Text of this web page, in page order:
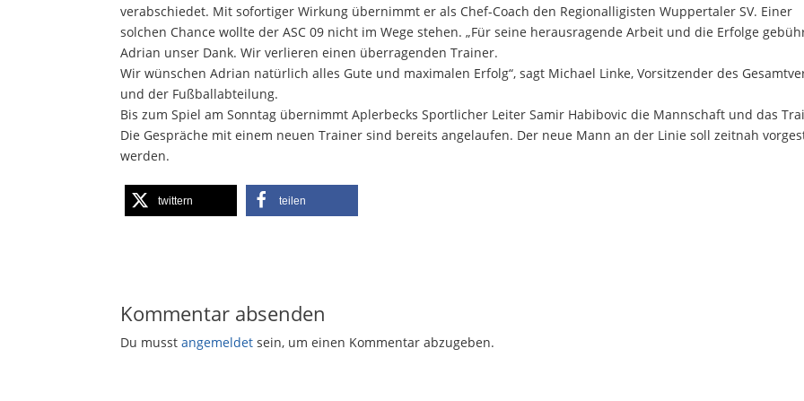
verabschiedet. Mit sofortiger Wirkung übernimmt er als Chef-Coach den Regionalligisten Wuppertaler SV. Einer
solchen Chance wollte der ASC 09 nicht im Wege stehen. „Für seine herausragende Arbeit und die Erfolge
Adrian unser Dank. Wir verlieren einen überragenden Trainer.
Wir wünschen Adrian natürlich alles Gute und maximalen Erfolg“, sagt Michael Linke, Vorsitzender des
und der Fußballabteilung.
Bis zum Spiel am Sonntag übernimmt Aplerbecks Sportlicher Leiter Samir Habibovic die Mannschaft und das
Die Gespräche mit einem neuen Trainer sind bereits angelaufen. Der neue Mann an der Linie soll zeitnah
werden.
twittern teilen
Kommentar absenden
Du musstangemeldet sein, um einen Kommentar abzugeben.